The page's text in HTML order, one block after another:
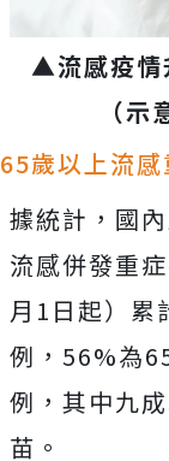
▲流感疫情
（示
65歲以上流
據統計，國
流感併發重
月1日起）累
例，56%為
例，其中九
苗。